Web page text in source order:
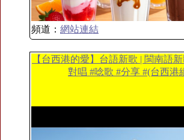
頻道： 網站連結
【台西港的愛】台語新歌 | 閩南語
對唱 #唸歌 #分享 #(台西港